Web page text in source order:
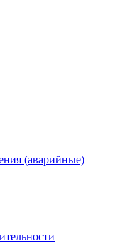
(аварийные)